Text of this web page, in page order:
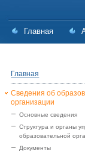
Главная
Главная
Сведения об
организации
Основные сведения
Структура и органы
образовательной
Документы